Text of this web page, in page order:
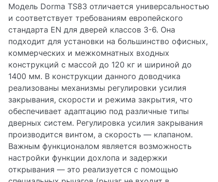
Модель Dorma TS83 отличается универсальностью
и соответствует требованиям европейского
стандарта EN для дверей классов 3-6. Она
подходит для установки на большинство офисных,
коммерческих и межкомнатных входных
конструкций с массой до 120 кг и шириной до
1400 мм. В конструкции данного доводчика
реализованы механизмы регулировки усилия
закрывания, скорости и режима закрытия, что
обеспечивает адаптацию под различные типы
дверных систем. Регулировка усилия закрывания
производится винтом, а скорость — клапаном.
Важным функционалом является возможность
настройки функции дохлопа и задержки
открывания — это реализуется с помощью